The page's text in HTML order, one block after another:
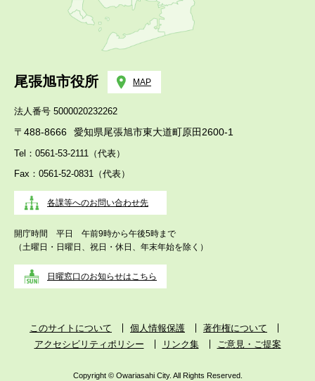
尾張旭市役所 MAP
法人番号 5000020232262
〒488-8666 愛知県尾張旭市東大道町原田2600-1
Tel：0561-53-2111（代表）
Fax：0561-52-0831（代表）
各課等へのお問い合わせ先
開庁時間 平日 午前9時から午後5時まで
（土曜日・日曜日、祝日・休日、年末年始を除く）
日曜窓口のお知らせはこちら
このサイトについて 個人情報保護
著作権について
アクセシビリティポリシー
リンク集 ご意見・ご提案
Copyright © Owariasahi City. All Rights Reserved.